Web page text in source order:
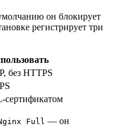
он блокирует
регистрирует три
без HTTPS
сертификатом
Full — он